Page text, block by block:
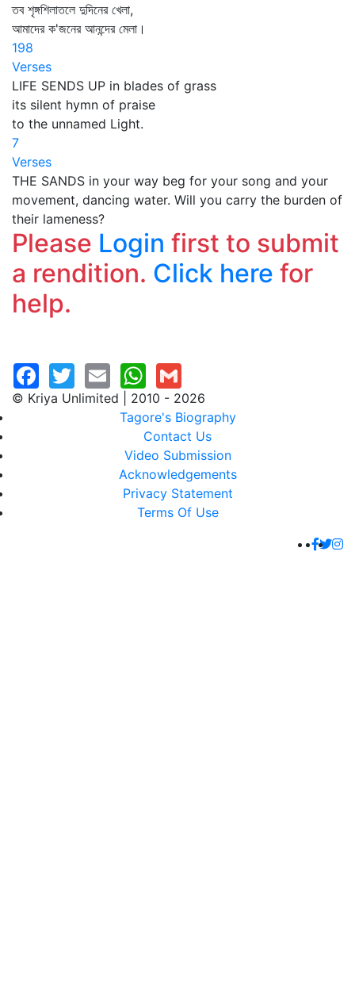
তব শৃঙ্গশিলাতলে দুদিনের খেলা,
আমাদের ক'জনের আনন্দের মেলা।
198
Verses
LIFE SENDS UP in blades of grass
its silent hymn of praise
to the unnamed Light.
7
Verses
THE SANDS in your way beg for your song and your
movement, dancing water. Will you carry the burden of
their lameness?
Please Login first to submit
a rendition. Click here for
help.
© Kriya Unlimited | 2010 - 2026
Tagore's Biography
Contact Us
Video Submission
Acknowledgements
Privacy Statement
Terms Of Use